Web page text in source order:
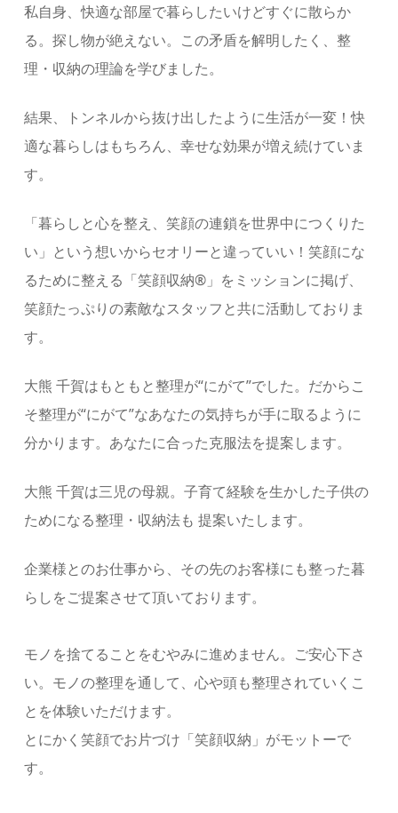
私自身、快適な部屋で暮らしたいけどすぐに散らか
る。探し物が絶えない。この矛盾を解明したく、整
理・収納の理論を学びました。
結果、トンネルから抜け出したように生活が一変！快
適な暮らしはもちろん、幸せな効果が増え続けていま
す。
「暮らしと⼼を整え、笑顔の連鎖を世界中につくりた
い」という想いからセオリーと違っていい！笑顔にな
るために整える「笑顔収納®」をミッションに掲げ、
笑顔たっぷりの素敵なスタッフと共に活動しておりま
す。
大熊 千賀はもともと整理が“にがて”でした。だからこ
そ整理が“にがて”なあなたの気持ちが手に取るように
分かります。あなたに合った克服法を提案します。
大熊 千賀は三児の母親。子育て経験を生かした子供の
ためになる整理・収納法も 提案いたします。
企業様とのお仕事から、その先のお客様にも整った暮
らしをご提案させて頂いております。
モノを捨てることをむやみに進めません。ご安心下さ
い。モノの整理を通して、心や頭も整理されていくこ
とを体験いただけます。
とにかく笑顔でお片づけ「笑顔収納」がモットーで
す。